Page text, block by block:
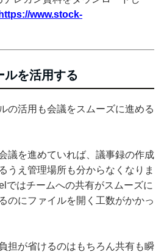
https://www.stock-
ルを活用する
の活用も会議をスムーズに進める
議を進めていれば、議事録の作成
うえ管理場所も分からなくなりま
ではチームへの共有がスムーズに
のにファイルを開く工数がかかっ
担が省けるのはもちろん共有も瞬